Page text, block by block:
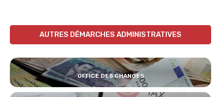
AUTRES DÉMARCHES ADMINISTRATIVES
OFFICE DES CHANGES